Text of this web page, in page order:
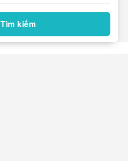
Tìm kiếm